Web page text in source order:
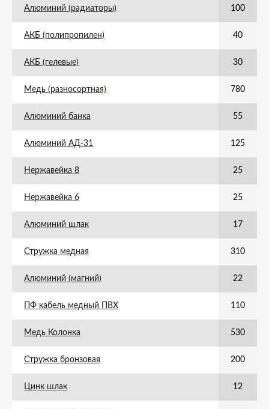
Алюминий (радиаторы) 100
АКБ (полипропилен) 40
АКБ (гелевые) 30
Медь (разносортная) 780
Алюминий банка 55
Алюминий АД-31 125
Нержавейка 8 25
Нержавейка 6 25
Алюминий шлак 17
Стружка медная 310
Алюминий (магний) 22
ПФ кабель медный ПВХ 110
Медь Колонка 530
Стружка бронзовая 200
Цинк шлак 12